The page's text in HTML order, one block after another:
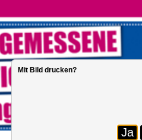
Mit Bild drucken?
Ja